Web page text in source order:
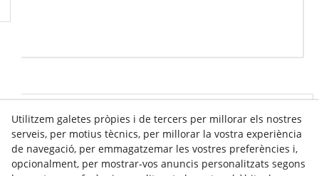
Info venda online
Contacte
Utilitzem galetes pròpies i de tercers per millorar els nostres
serveis, per motius tècnics, per millorar la vostra experiència
de navegació, per emmagatzemar les vostres preferències i,
opcionalment, per mostrar-vos anuncis personalitzats segons